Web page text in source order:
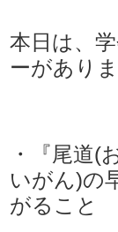
本日は、
ーがあり
・『尾道(
いがん)の
がること